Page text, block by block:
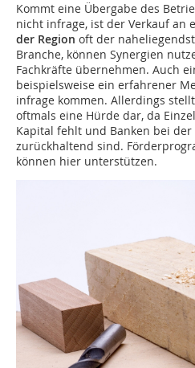
Kommt eine Übergabe des
nicht infrage, ist der Verkauf an
der Region oft der
Branche, können Synergien
Fachkräfte übernehmen. Auch
beispielsweise ein erfahrener
infrage kommen. Allerdings
oftmals eine Hürde dar, da
Kapital fehlt und Banken bei
zurückhaltend sind.
können hier unterstützen.